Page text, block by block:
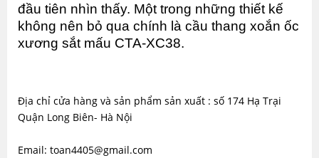
đầu tiên nhìn thấy. Một trong những thiết kế
không nên bỏ qua chính là cầu thang xoắn ốc
xương sắt mấu CTA-XC38.
Địa chỉ cửa hàng và sản phẩm sản xuất : số 174 Hạ Trại
Quận Long Biên- Hà Nội
Email: toan4405@gmail.com